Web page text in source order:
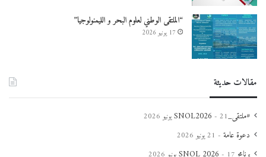
“الملتقى الوطني لعلوم البحر و الليمنولوجيا”
17 يونيو 2026
مقالات حديثة
#ملتقى_SNOL202621 يونيو 2026
دعوة عامة 21 يونيو 2026